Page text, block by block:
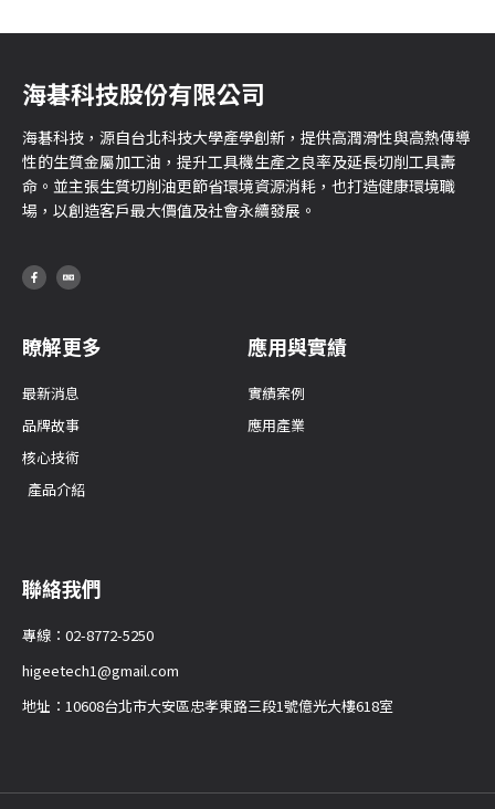
海碁科技股份有限公司
海碁科技，源自台北科技大學產學創新，提供高潤滑性與高熱傳導
性的生質金屬加工油，提升工具機生產之良率及延長切削工具壽
命。並主張生質切削油更節省環境資源消耗，也打造健康環境職
場，以創造客戶最大價值及社會永續發展。
瞭解更多
最新消息
品牌故事
核心技術
產品介紹
應用與實績
實績案例
應用產業
聯絡我們
專線：02-8772-5250
higeetech1@gmail.com
地址：10608台北市大安區忠孝東路三段1號億光大樓618室